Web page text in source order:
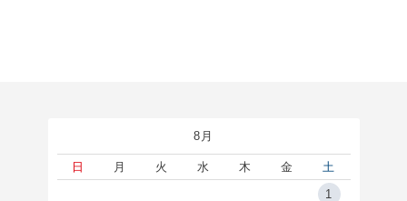
8月
日 月 火 水 木 金
土
1